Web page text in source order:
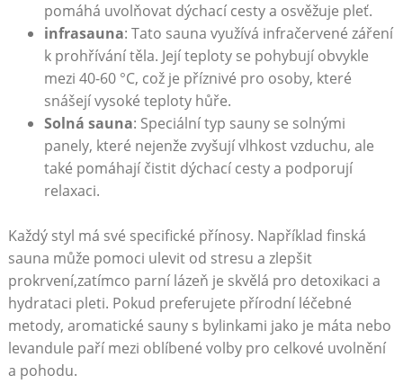
pomáhá ‌uvolňovat dýchací cesty a osvěžuje pleť.
infrasauna: Tato sauna využívá infračervené záření‍
k ‍prohřívání těla. ⁣Její teploty ⁤se ⁢pohybují⁣ obvykle
mezi 40-60 °C, což⁤ je příznivé pro osoby, které
snášejí vysoké teploty ⁢hůře.
Solná‌ sauna: ⁤Speciální typ⁢ sauny⁤ se solnými
⁤panely, které⁤ nejenže zvyšují vlhkost‌ vzduchu, ale
také pomáhají čistit dýchací cesty a podporují
relaxaci.
Každý styl má‍ své ‌specifické přínosy. Například finská
sauna může pomoci ulevit od stresu a zlepšit
prokrvení,zatímco parní⁣ lázeň je skvělá ⁣pro detoxikaci a
hydrataci pleti. ‍Pokud preferujete‍ přírodní léčebné
metody, aromatické sauny s ⁢bylinkami ⁤jako ​je‌ máta nebo
levandule paří mezi oblíbené volby pro celkové uvolnění​
a pohodu.